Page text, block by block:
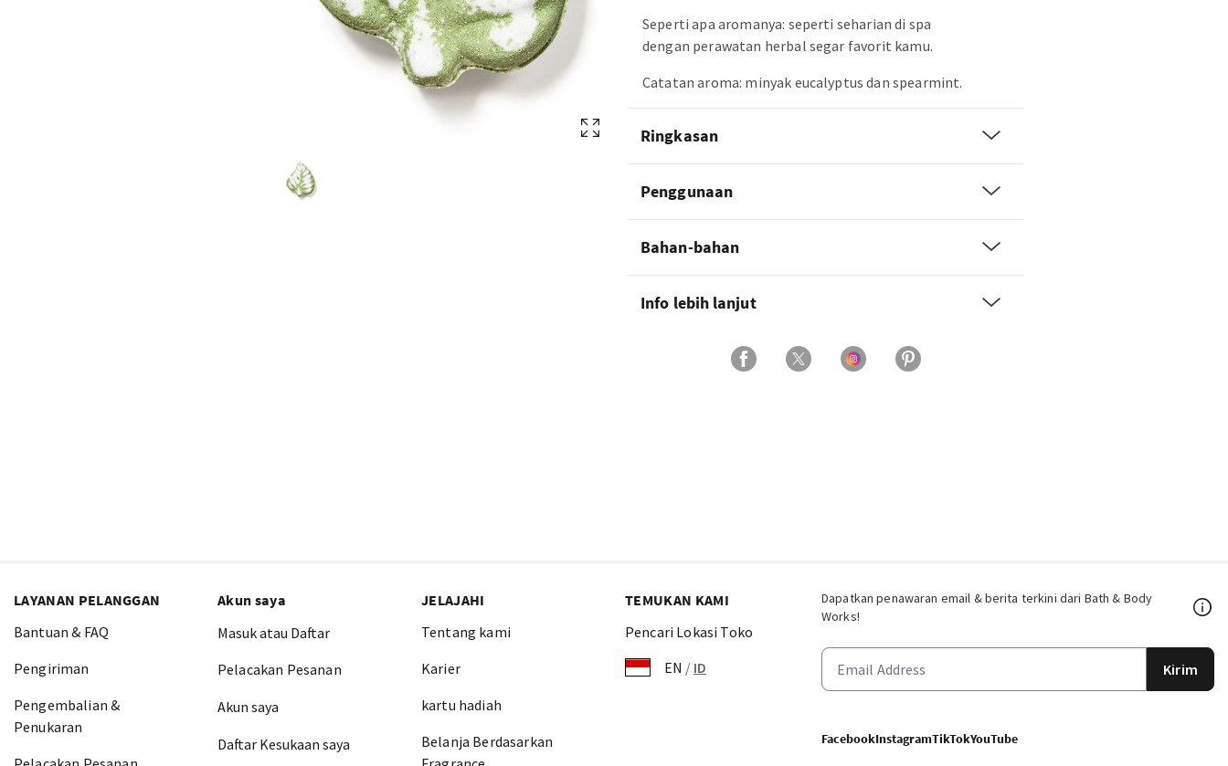
Seperti apa aromanya: seperti seharian di spa
dengan perawatan herbal segar favorit kamu.
Catatan aroma: minyak eucalyptus dan spearmint.
Ringkasan
Penggunaan
Bahan-bahan
Info lebih lanjut
Dapatkan penawaran email & berita terkini dari Bath & Body
Works!
Kirim
FacebookInstagramTikTokYouTube
LAYANAN PELANGGAN
Bantuan & FAQ
Pengiriman
Pengembalian &
Penukaran
Akun saya
Masuk atau Daftar
Pelacakan Pesanan
Akun saya
Daftar Kesukaan saya
JELAJAHI
Tentang kami
Karier
kartu hadiah
Belanja Berdasarkan
TEMUKAN KAMI
Pencari Lokasi Toko
EN / ID